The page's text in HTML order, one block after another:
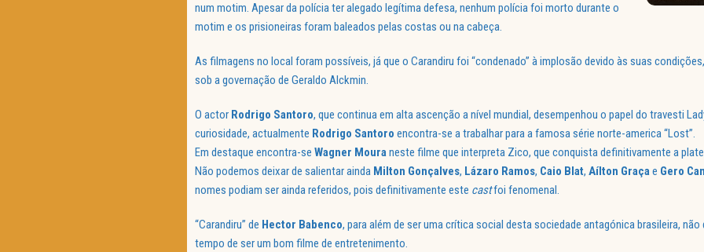
num motim. Apesar da polícia ter alegado legítima defesa, nenhum polícia foi morto durante o
motim e os prisioneiras foram baleados pelas costas ou na cabeça.
As filmagens no local foram possíveis, já que o Carandiru foi “condenado” à implosão devido às suas
sob a governação de Geraldo Alckmin.
O actor Rodrigo Santoro, que continua em alta ascenção a nível mundial, desempenhou o papel do travesti
curiosidade, actualmente Rodrigo Santoro encontra-se a trabalhar para a famosa série norte-america “Lost”.
Em destaque encontra-se Wagner Mouraneste filme que interpreta Zico, que conquista definitivamente a
Não podemos deixar de salientar ainda Milton Gonçalves, Lázaro Ramos, Caio Blat, Aílton Graçae Gero
nomes podiam ser ainda referidos, pois definitivamente este castfoi fenomenal.
“Carandiru” de Hector Babenco, para além de ser uma crítica social desta sociedade antagónica brasileira, não
tempo de ser um bom filme de entretenimento.